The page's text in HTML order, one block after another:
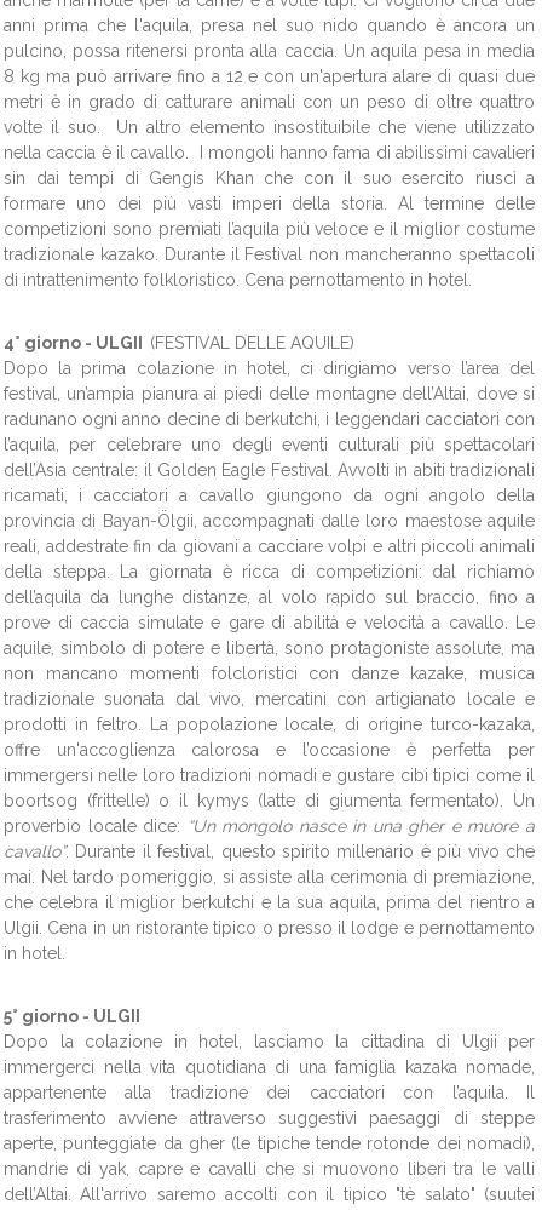
anni prima che l'aquila, presa nel suo nido quando è ancora un
pulcino, possa ritenersi pronta alla caccia. Un aquila pesa in media
8 kg ma può arrivare fino a 12 e con un'apertura alare di quasi due
metri è in grado di catturare animali con un peso di oltre quattro
volte il suo. Un altro elemento insostituibile che viene utilizzato
nella caccia è il cavallo. I mongoli hanno fama di abilissimi cavalieri
sin dai tempi di Gengis Khan che con il suo esercito riuscì a
formare uno dei più vasti imperi della storia. Al termine delle
competizioni sono premiati l’aquila più veloce e il miglior costume
tradizionale kazako. Durante il Festival non mancheranno spettacoli
di intrattenimento folkloristico. Cena pernottamento in hotel.
4° giorno - ULGII (FESTIVAL DELLE AQUILE)
Dopo la prima colazione in hotel, ci dirigiamo verso l’area del
festival, un’ampia pianura ai piedi delle montagne dell’Altai, dove si
radunano ogni anno decine di berkutchi, i leggendari cacciatori con
l’aquila, per celebrare uno degli eventi culturali più spettacolari
dell’Asia centrale: il Golden Eagle Festival. Avvolti in abiti tradizionali
ricamati, i cacciatori a cavallo giungono da ogni angolo della
provincia di Bayan-Ölgii, accompagnati dalle loro maestose aquile
reali, addestrate fin da giovani a cacciare volpi e altri piccoli animali
della steppa. La giornata è ricca di competizioni: dal richiamo
dell’aquila da lunghe distanze, al volo rapido sul braccio, fino a
prove di caccia simulate e gare di abilità e velocità a cavallo. Le
aquile, simbolo di potere e libertà, sono protagoniste assolute, ma
non mancano momenti folcloristici con danze kazake, musica
tradizionale suonata dal vivo, mercatini con artigianato locale e
prodotti in feltro. La popolazione locale, di origine turco-kazaka,
offre un'accoglienza calorosa e l’occasione è perfetta per
immergersi nelle loro tradizioni nomadi e gustare cibi tipici come il
boortsog (frittelle) o il kymys (latte di giumenta fermentato). Un
proverbio locale dice:
“Un mongolo nasce in una gher e muore a
cavallo”. Durante il festival, questo spirito millenario è più vivo che
mai. Nel tardo pomeriggio, si assiste alla cerimonia di premiazione,
che celebra il miglior berkutchi e la sua aquila, prima del rientro a
Ulgii. Cena in un ristorante tipico o presso il lodge e pernottamento
in hotel.
5° giorno - ULGII
Dopo la colazione in hotel, lasciamo la cittadina di Ulgii per
immergerci nella vita quotidiana di una famiglia kazaka nomade,
appartenente alla tradizione dei cacciatori con l’aquila. Il
trasferimento avviene attraverso suggestivi paesaggi di steppe
aperte, punteggiate da gher (le tipiche tende rotonde dei nomadi),
mandrie di yak, capre e cavalli che si muovono liberi tra le valli
dell’Altai. All'arrivo saremo accolti con il tipico "tè salato" (suutei